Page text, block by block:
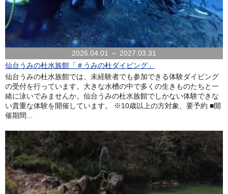
2026.04.01 ～ 2027.03.31
仙台うみの杜水族館「＃うみの杜ダイビング」
仙台うみの杜水族館では、未経験者でも参加できる体験ダイビング
の受付を行っています。大きな水槽の中で多くの生きものたちと一
緒に泳いでみませんか。仙台うみの杜水族館でしかない体験できな
い貴重な体験を開催しています。 ※10歳以上の方対象、要予約 ■開
催期間...